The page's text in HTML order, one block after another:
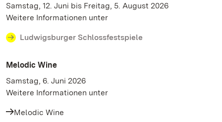
Samstag, 12. Juni bis Freitag, 5. August 2026
Weitere Informationen unter
Ludwigsburger Schlossfestspiele
Melodic Wine
Samstag, 6. Juni 2026
Weitere Informationen unter
Melodic Wine